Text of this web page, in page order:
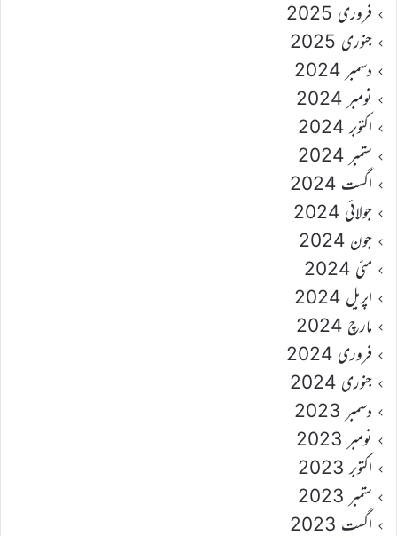
فروری 2025
جنوری 2025
دسمبر 2024
نومبر 2024
اکتوبر 2024
ستمبر 2024
اگست 2024
جولائی 2024
جون 2024
مئی 2024
اپریل 2024
مارچ 2024
فروری 2024
جنوری 2024
دسمبر 2023
نومبر 2023
اکتوبر 2023
ستمبر 2023
اگست 2023